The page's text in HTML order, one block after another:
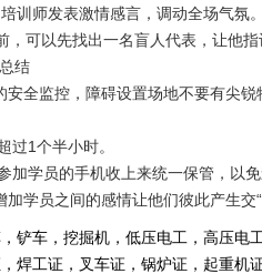
训师发表激情感言，调动全场气氛
，可以先找出一名盲人代表，让他指
总结
安全监控，障碍设置场地不要有尖
过1个半小时。
加学员的手机收上来统一保管，以
学员之间的感情让他们彼此产生
铲车，挖掘机，低压电工，高压电
叉车证，锅炉证，起重机证